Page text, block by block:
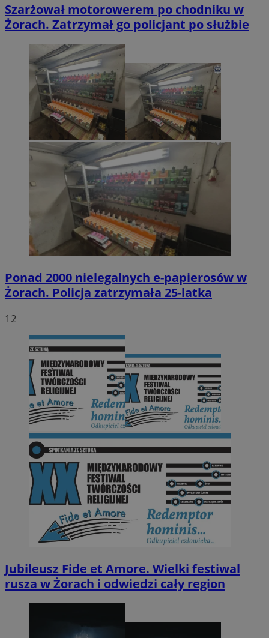
Szarżował motorowerem po chodniku w
Żorach. Zatrzymał go policjant po służbie
Ponad 2000 nielegalnych e-papierosów w
Żorach. Policja zatrzymała 25-latka
12
Jubileusz Fide et Amore. Wielki festiwal
rusza w Żorach i odwiedzi cały region